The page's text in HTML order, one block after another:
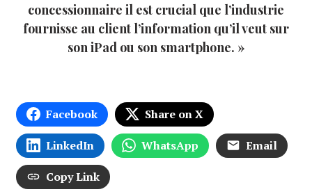
concessionnaire il est crucial que l’industrie
fournisse au client l’information qu’il veut sur
son iPad ou son smartphone. »
Facebook Share on X
LinkedIn WhatsApp Email
Copy Link